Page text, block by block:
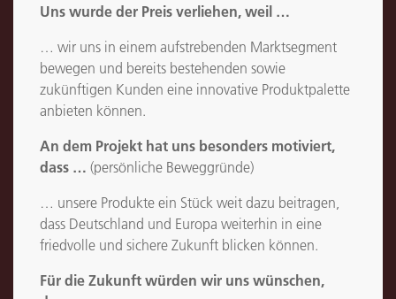
Uns wurde der Preis verliehen, weil …
… wir uns in einem aufstrebenden Marktsegment
bewegen und bereits bestehenden sowie
zukünftigen Kunden eine innovative Produktpalette
anbieten können.
An dem Projekt hat uns besonders motiviert,
dass … (persönliche Beweggründe)
… unsere Produkte ein Stück weit dazu beitragen,
dass Deutschland und Europa weiterhin in eine
friedvolle und sichere Zukunft blicken können.
Für die Zukunft würden wir uns wünschen,